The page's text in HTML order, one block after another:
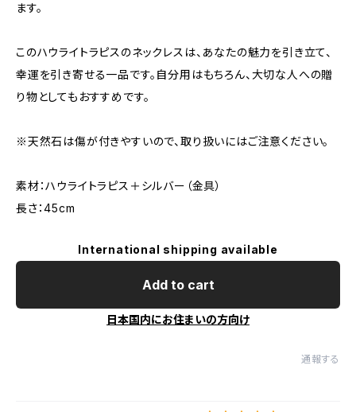
ます。
このハウライトラピスのネックレスは、あなたの魅力を引き立て、
幸運を引き寄せる一品です。自分用はもちろん、大切な人への贈
り物としてもおすすめです。
※天然石は傷が付きやすいので、取り扱いにはご注意ください。
素材：ハウライトラピス＋シルバー（金具）
長さ：45cm
International shipping available
Add to cart
日本国内にお住まいの方向け
通報する